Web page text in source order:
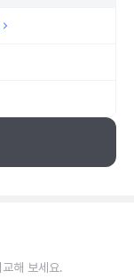
해 보세요.